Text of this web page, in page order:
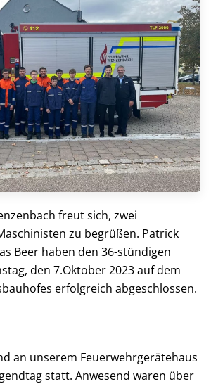
freut sich, zwei
zu begrüßen. Patrick
Beer haben den 36-stündigen
den 7.Oktober 2023 auf dem
erfolgreich abgeschlossen.
an unserem Feuerwehrgerätehaus
statt. Anwesend waren über